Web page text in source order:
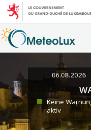
06.08.2026
Keine
aktiv